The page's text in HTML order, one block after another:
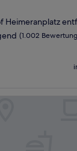
Heimeranplatz
(1.002